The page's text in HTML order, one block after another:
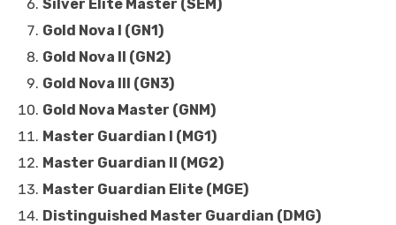
Silver Elite Master (SEM)
Gold Nova I (GN1)
Gold Nova II (GN2)
Gold Nova III (GN3)
Gold Nova Master (GNM)
Master Guardian I (MG1)
Master Guardian II (MG2)
Master Guardian Elite (MGE)
Distinguished Master Guardian (DMG)